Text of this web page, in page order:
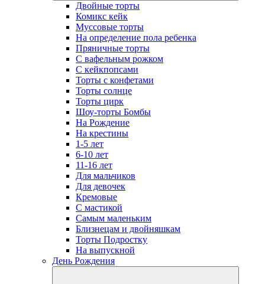
Двойные торты
Комикс кейк
Муссовые торты
На определение пола ребенка
Пряничные торты
С вафельным рожком
С кейкпопсами
Торты с конфетами
Торты солнце
Торты цирк
Шоу-торты Бомбы
На Рождение
На крестины
1-5 лет
6-10 лет
11-16 лет
Для мальчиков
Для девочек
Кремовые
С мастикой
Самым маленьким
Близнецам и двойняшкам
Торты Подростку
На выпускной
День Рождения